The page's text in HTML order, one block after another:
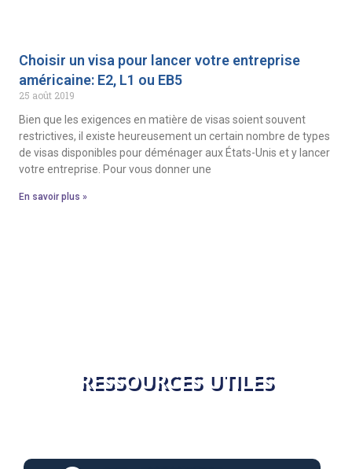
Choisir un visa pour lancer votre entreprise
américaine: E2, L1 ou EB5
25 août 2019
Bien que les exigences en matière de visas soient souvent
restrictives, il existe heureusement un certain nombre de types
de visas disponibles pour déménager aux États-Unis et y lancer
votre entreprise. Pour vous donner une
En savoir plus »
RESSOURCES UTILES